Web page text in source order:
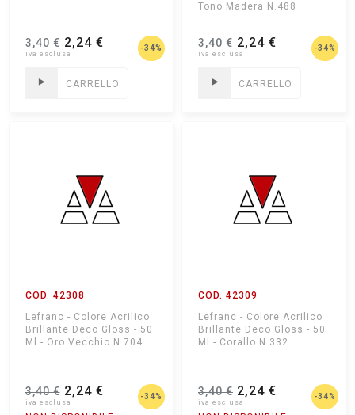
3,40 €2,24 € -34%
CARRELLO
Tono Madera N.488
3,40 € 2,24 € -34%
CARRELLO
COD. 42308
Lefranc - Colore Acrilico
Brillante Deco Gloss - 50
Ml - Oro Vecchio N.704
3,40 €2,24 € -34%
COD. 42309
Lefranc - Colore Acrilico
Brillante Deco Gloss - 50
Ml - Corallo N.332
3,40 € 2,24 € -34%